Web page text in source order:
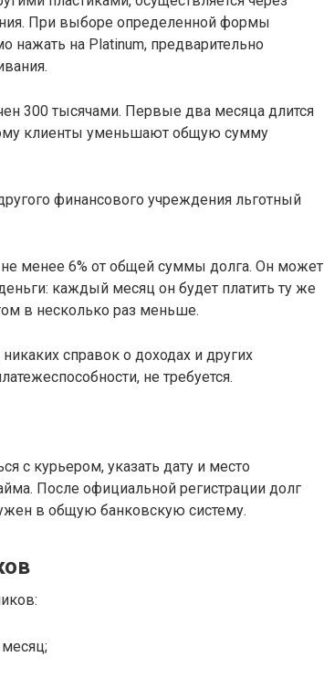
При выборе определенной формы
нажать на Platinum, предварительно
300 тысячами. Первые два месяца длится
клиенты уменьшают общую сумму
финансового учреждения льготный
менее 6% от общей суммы долга. Он может
каждый месяц он будет платить ту же
в несколько раз меньше.
справок о доходах и других
не требуется.
с курьером, указать дату и место
После официальной регистрации долг
в общую банковскую систему.